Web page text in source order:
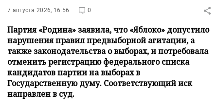
7 августа 2026, 16:56 0
Партия «Родина» заявила, что «Яблоко» допустило
нарушения правил предвыборной агитации, а
также законодательства о выборах, и потребовала
отменить регистрацию федерального списка
кандидатов партии на выборах в
Государственную думу. Соответствующий иск
направлен в суд.